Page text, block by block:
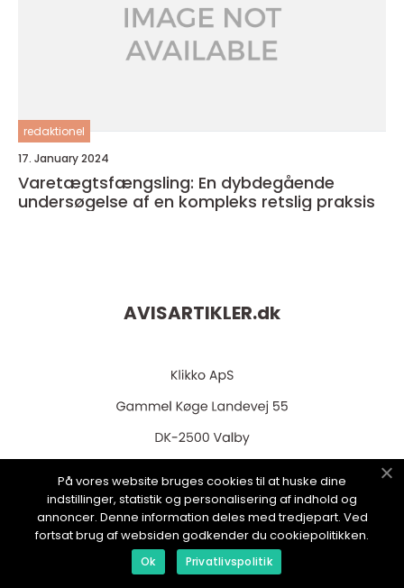
redaktionel
17. January 2024
Varetægtsfængsling: En dybdegående
undersøgelse af en kompleks retslig praksis
AVISARTIKLER.dk
web:www.klikko.dk
På vores website bruges cookies til at huske dine
indstillinger, statistik og personalisering af indhold og
annoncer. Denne information deles med tredjepart. Ved
fortsat brug af websiden godkender du cookiepolitikken.
Ok Privatlivspolitik